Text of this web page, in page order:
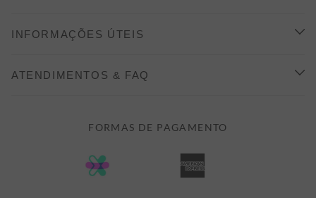
CONHEÇA A ALEATORY
INFORMAÇÕES ÚTEIS
FORMAS DE PAGAMENTO
POLÍTICA DE PRIVACIDADE
ATENDIMENTOS & FAQ
FORMAS DE PAGAMENTO